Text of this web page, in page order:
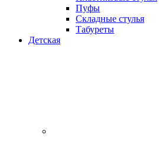
Пуфы
Складные стулья
Табуреты
Детская